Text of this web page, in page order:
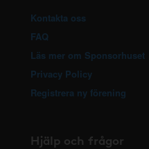
Kontakta oss
FAQ
Läs mer om Sponsorhuset
Privacy Policy
Registrera ny förening
Hjälp och frågor